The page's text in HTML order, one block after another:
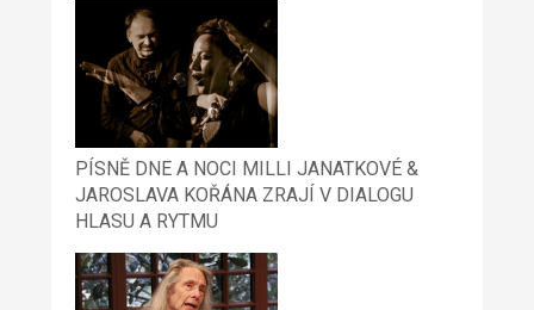
PÍSNĚ DNE A NOCI MILLI JANATKOVÉ &
JAROSLAVA KOŘÁNA ZRAJÍ V DIALOGU
HLASU A RYTMU